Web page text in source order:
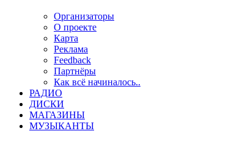
Организаторы
О проекте
Карта
Реклама
Feedback
Партнёры
Как всё начиналось..
РАДИО
ДИСКИ
МАГАЗИНЫ
МУЗЫКАНТЫ